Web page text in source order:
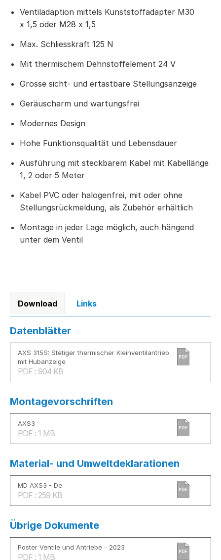
Ventiladaption mittels Kunststoffadapter M30
x 1,5 oder M28 x 1,5
Max. Schliesskraft 125 N
Mit thermischem Dehnstoffelement 24 V
Grosse sicht- und ertastbare Stellungsanzeige
Geräuscharm und wartungsfrei
Modernes Design
Hohe Funktionsqualität und Lebensdauer
Ausführung mit steckbarem Kabel mit Kabellänge
1, 2 oder 5 Meter
Kabel PVC oder halogenfrei, mit oder ohne
Stellungsrückmeldung, als Zubehör erhältlich
Montage in jeder Lage möglich, auch hängend
unter dem Ventil
Download Links
Datenblätter
AXS 315S: Stetiger thermischer Kleinventilantrieb
mit Hubanzeige
PDF : 904 KB
PDF
Montagevorschriften
AXS3
PDF : 1 MB
PDF
Material- und Umweltdeklarationen
MD AXS3 - De
PDF : 259 KB
PDF
Übrige Dokumente
Poster Ventile und Antriebe - 2023
PDF : 1 MB
PDF